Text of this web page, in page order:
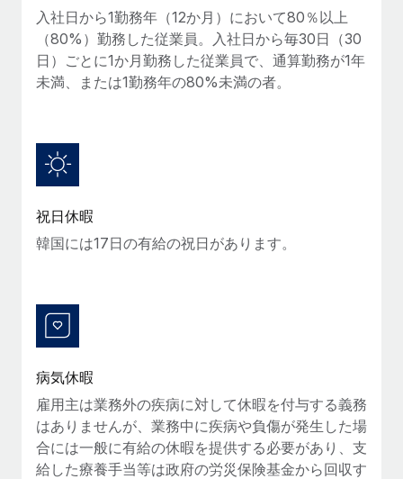
Compliance Watchtower
コンプライアンスリスクを先回りして対応
デバイス管理
法人設立
法令順守した法人をスピーディに設立
移住・転勤
従業員の異動をスムーズに
Reverse Tech、契約社員管理と給与処理でRemote
と戦略的提携
Reverse Techの概要 健康とウェルネスのスタートアップである
Reverse...
AIのパイオニアであるWeaviateは、Remoteを使
のか
Weaviateの概要...
ブログ
グローバル給与処理
契約社員管理
税務
ブログを読む
Remoteの製品アップデート：GustoとXeroの統合お
よびContractor Management Plus（契約社員管理
業務に最適な人材を採用し、管理し、給与を支給できるようにす
ることです。この数週間で、新しい統合、機能、改良点をリリー
スしました。...
入社日から1勤務年（12か月）において80％以上
（80%）勤務した従業員。入社日から毎30日（30
日）ごとに1か月勤務した従業員で、通算勤務が1年
未満、または1勤務年の80%未満の者。
祝日休暇
韓国には17日の有給の祝日があります。
病気休暇
雇用主は業務外の疾病に対して休暇を付与する義務
はありませんが、業務中に疾病や負傷が発生した場
合には一般に有給の休暇を提供する必要があり、支
給した療養手当等は政府の労災保険基金から回収す